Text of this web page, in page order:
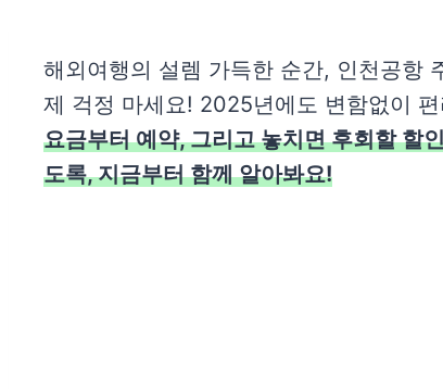
해외여행의 설렘 가득한 순간, 인천공항
제 걱정 마세요! 2025년에도 변함없이
요금부터 예약, 그리고 놓치면 후회할 할
도록, 지금부터 함께 알아봐요!